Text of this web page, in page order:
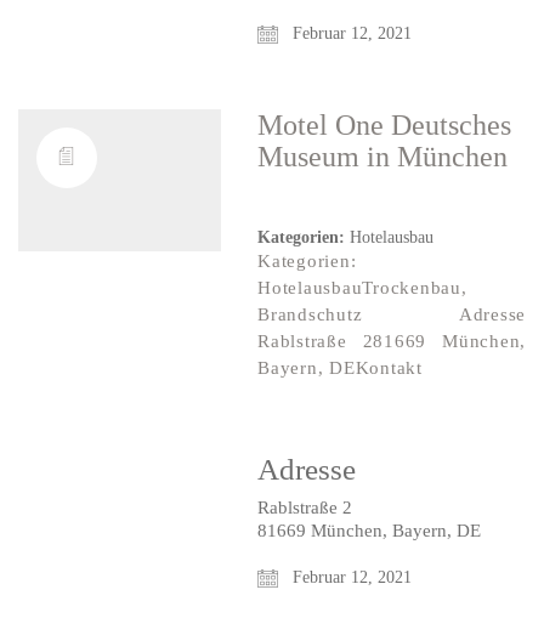
Februar 12, 2021
Motel One Deutsches
Museum in München
Kategorien:Hotelausbau
Kategorien:
HotelausbauTrockenbau,
Brandschutz Adresse
Rablstraße 281669 München,
Bayern, DEKontakt
Adresse
Rablstraße 2
81669 München, Bayern, DE
Februar 12, 2021